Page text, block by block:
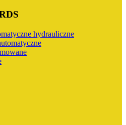
hydrauliczne